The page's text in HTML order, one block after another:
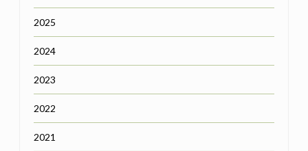
2025
2024
2023
2022
2021